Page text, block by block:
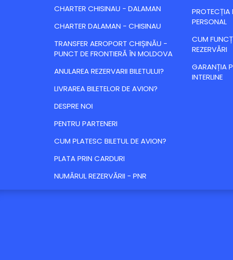
CHARTER CHISINAU - DALAMAN
CHARTER DALAMAN - CHISINAU
TRANSFER AEROPORT CHIȘINĂU -
PUNCT DE FRONTIERĂ ÎN MOLDOVA
ANULAREA REZERVARII BILETULUI?
LIVRAREA BILETELOR DE AVION?
DESPRE NOI
PENTRU PARTENERI
CUM PLATESC BILETUL DE AVION?
PLATA PRIN CARDURI
NUMĂRUL REZERVĂRII - PNR
PROTECȚIA
PERSONAL
CUM
REZERVĂRI
GARANȚIA
INTERLINE